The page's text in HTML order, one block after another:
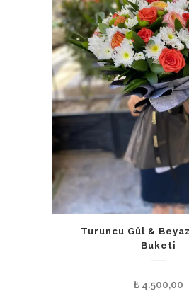
Turuncu Gül &
Buketi
₺ 4.500,00